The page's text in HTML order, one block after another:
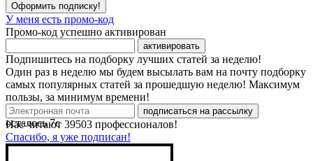
Оформить подписку!
У меня есть промо-код
Промо-код успешно активирован
активировать
Подпишитесь на подборку лучших статей за неделю!
Один раз в неделю мы будем высылать вам на почту подборку
самых популярных статей за прошедшую неделю! Максимум
пользы, за минимум времени!
подписаться на рассылку
Нас читают 39503 профессионалов!
Спасибо, я уже подписан!
осталось7с